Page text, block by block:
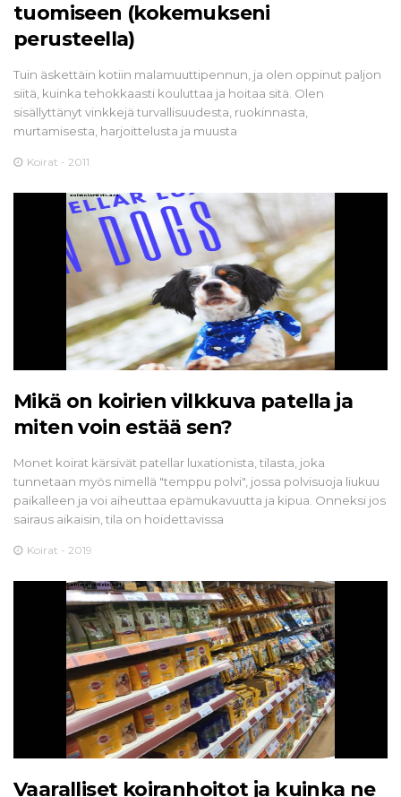
tuomiseen (kokemukseni
perusteella)
Tuin äskettäin kotiin malamuuttipennun, ja olen oppinut paljon
siitä, kuinka tehokkaasti kouluttaa ja hoitaa sitä. Olen
sisällyttänyt vinkkejä turvallisuudesta, ruokinnasta,
murtamisesta, harjoittelusta ja muusta
Koirat - 2011
Mikä on koirien vilkkuva patella ja
miten voin estää sen?
Monet koirat kärsivät patellar luxationista, tilasta, joka
tunnetaan myös nimellä "temppu polvi", jossa polvisuoja liukuu
paikalleen ja voi aiheuttaa epämukavuutta ja kipua. Onneksi jos
sairaus aikaisin, tila on hoidettavissa
Koirat - 2019
Vaaralliset koiranhoitot ja kuinka ne